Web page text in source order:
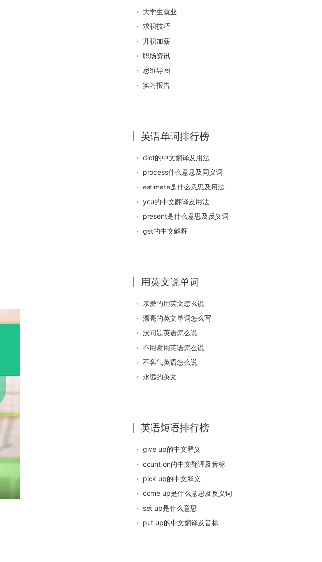
大学生就业
求职技巧
升职加薪
职场资讯
思维导图
实习报告
英语单词排行榜
dict的中文翻译及用法
process什么意思及同义词
estimate是什么意思及用法
you的中文翻译及用法
present是什么意思及反义词
get的中文解释
用英文说单词
亲爱的用英文怎么说
漂亮的英文单词怎么写
没问题英语怎么说
不用谢用英语怎么说
不客气英语怎么说
永远的英文
英语短语排行榜
give up的中文释义
count on的中文翻译及音标
pick up的中文释义
come up是什么意思及反义词
set up是什么意思
put up的中文翻译及音标